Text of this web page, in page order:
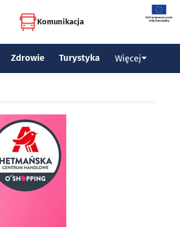
Komunikacja
Zdrowie Turystyka Więcej